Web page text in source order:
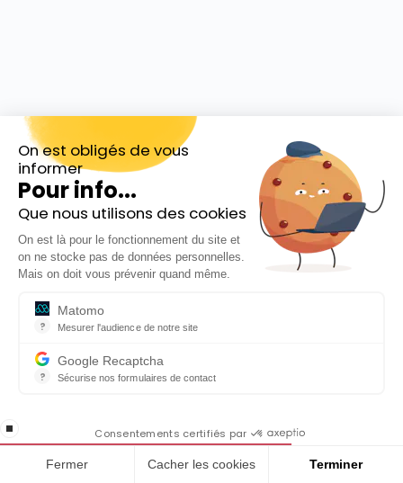
On est obligés de vous
informer
Pour info...
Que nous utilisons des cookies
On est là pour le fonctionnement du site et
on ne stocke pas de données personnelles.
Mais on doit vous prévenir quand même.
?
Matomo
Mesurer l'audience de notre site
?
Google Recaptcha
Sécurise nos formulaires de contact
stop loading Consentements certifiés par
Fermer Cacher les cookies Terminer
La raison d’être de Michelin
raison d’être suivante : « Offrir à chacun une
meilleure façon d’avancer ».
Parmi les objectifs de Michelin relatifs à sa
raison d’être, on retrouve :
Inscrivez-vous gratuitement à
notre Newsletter hebdo
En cadeau notre ebook
politique de confidentialité de ce site